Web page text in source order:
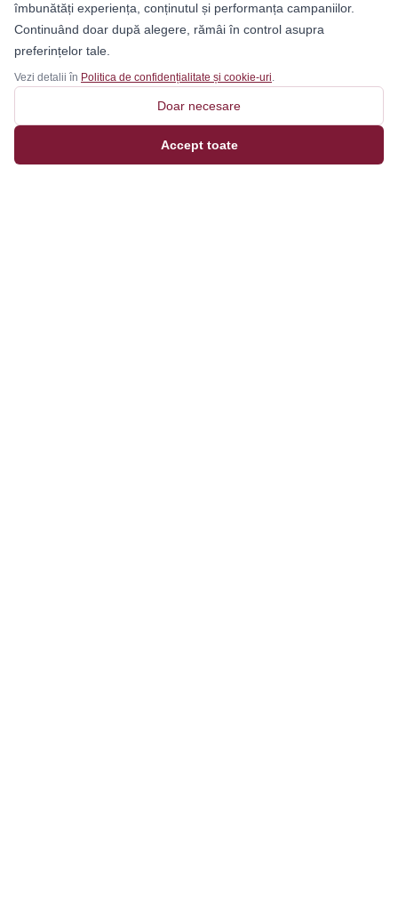
îmbunătăți experiența, conținutul și performanța campaniilor.
Continuând doar după alegere, rămâi în control asupra
preferințelor tale.
Vezi detalii în Politica de confidențialitate și cookie-uri.
Doar necesare
Accept toate